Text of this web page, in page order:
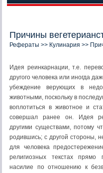
Причины
Рефераты >> Кулинария >>
Идея реинкарнации, т.е.
другого человека или иногда
убеждение верующих в
животными, поскольку в
воплотиться в животное и
совершал ранее он. Идея
другими существами, потому
родившись; с другой стороны,
для человека
религиозных текстах прямо
насилие по отношению к